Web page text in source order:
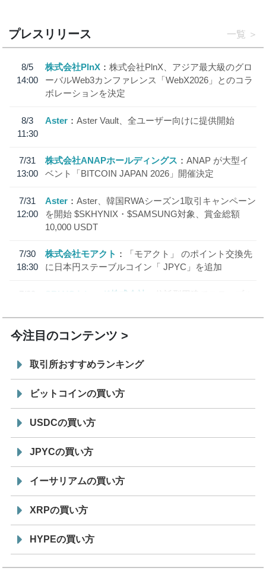
プレスリリース 一覧
8/5
14:00
株式会社PlnX
株式会社PlnX、アジア最大級のグロ
ーバルWeb3カンファレンス「WebX2026」とのコラ
ボレーションを決定
8/3
11:30
Aster Aster Vault、全ユーザー向けに提供開始
7/31
13:00
株式会社ANAPホールディングス
ANAP が大型イ
ベント「BITCOIN JAPAN 2026」開催決定
7/31
12:00
Aster
Aster、韓国RWAシーズン1取引キャンペーン
を開始 $SKHYNIX・$SAMSUNG対象、賞金総額
10,000 USDT
7/30
18:30
株式会社モアクト
「モアクト」 のポイント交換先
に日本円ステーブルコイン「 JPYC」を追加
7/29
SBI VCトレード株式会社
信託型円建てステーブル
今注目のコンテンツ
取引所おすすめランキング
ビットコインの買い方
USDCの買い方
JPYCの買い方
イーサリアムの買い方
XRPの買い方
HYPEの買い方